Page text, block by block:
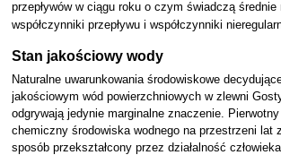
przepływów w ciągu roku o czym świadczą średnie
współczynniki przepływu i współczynniki
Stan jakościowy wody
Naturalne uwarunkowania środowiskowe
jakościowym wód powierzchniowych w zlewni
odgrywają jedynie marginalne znaczenie.
chemiczny środowiska wodnego na przestrzeni lat
sposób przekształcony przez działalność